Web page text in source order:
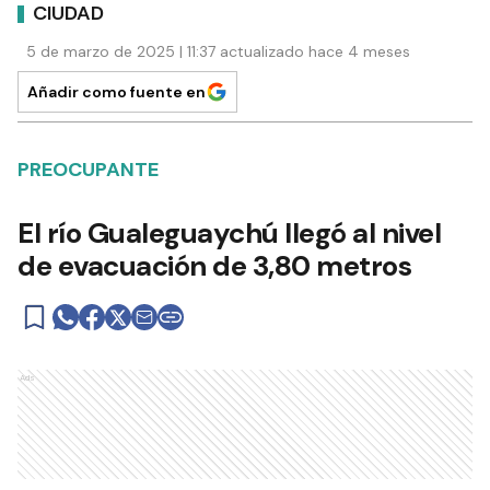
CIUDAD
5 de marzo de 2025 | 11:37 actualizado hace 4 meses
Añadir como fuente en
PREOCUPANTE
El río Gualeguaychú llegó al nivel
de evacuación de 3,80 metros
Ads